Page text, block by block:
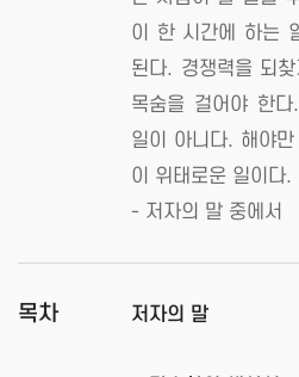
이 한 시간에 하는
된다. 경쟁력을 되
목숨을 걸어야 한
일이 아니다. 해야
이 위태로운 일이다.
- 저자의 말 중에서
목차 저자의 말